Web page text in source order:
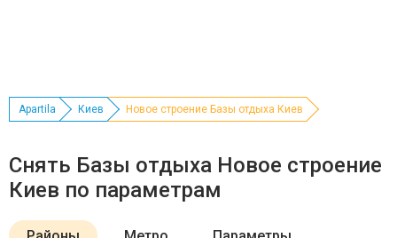
Apartila Киев Новое строение Базы отдыха Киев
Снять Базы отдыха Новое строение
Киев по параметрам